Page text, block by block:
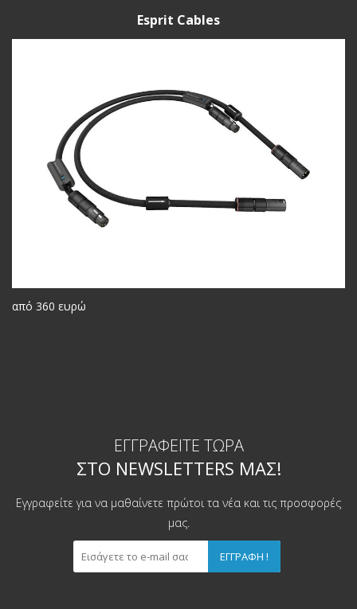
Esprit Cables
από 360 ευρώ
ΕΓΓΡΑΦΕΊΤΕ ΤΏΡΑ
ΣΤΟ NEWSLETTERS ΜΑΣ!
Εγγραφείτε για να μαθαίνετε πρώτοι τα νέα και τις προσφορές
μας.
ΕΓΓΡΑΦΉ !